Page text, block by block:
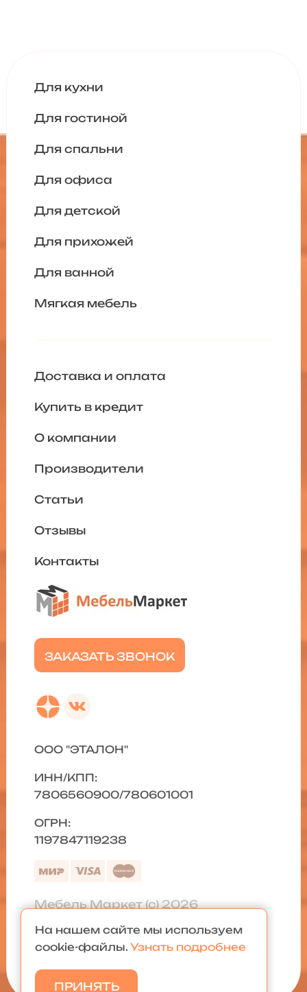
Для кухни
Для гостиной
Для спальни
Для офиса
Для детской
Для прихожей
Для ванной
Мягкая мебель
ЗАКАЗАТЬ ЗВОНОК
Доставка и оплата
Купить в кредит
О компании
Производители
Статьи
Отзывы
Контакты
ООО "ЭТАЛОН"
ИНН/КПП:
7806560900/780601001
ОГРН:
1197847119238
Мебель Маркет (с) 2026
Политика конфиденциальности
Карта сайта
На нашем сайте мы используем
cookie-файлы. Узнать подробнее
ПРИНЯТЬ